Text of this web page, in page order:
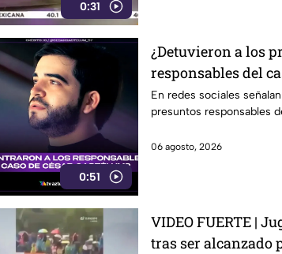
0:31
0:51
¿Detuvieron a los
responsables del
Gastélum? Esto
En redes sociales
presuntos responsables
06 agosto, 2026
VIDEO FUERTE |
tras ser alcanzado